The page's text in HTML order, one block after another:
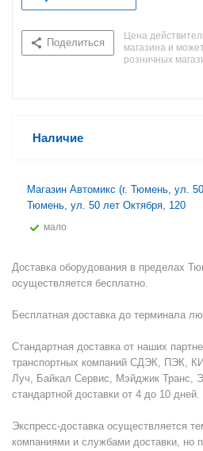
Поделиться
Цена
магазина и
розничных
Наличие
Магазин Автомикс (г. Тюмень, ул.
Тюмень, ул. 50 лет Октября, 120
Мало
Доставка оборудования в пределах
осуществляется бесплатно.
Бесплатная доставка до терминала
Стандартная доставка от наших
транспортных компаний СДЭК, ПЭК,
Луч, Байкал Сервис, Мэйджик Транс,
стандартной доставки от 4 до 10 дней.
Экспресс-доставка осуществляется
компаниями и службами доставки, но